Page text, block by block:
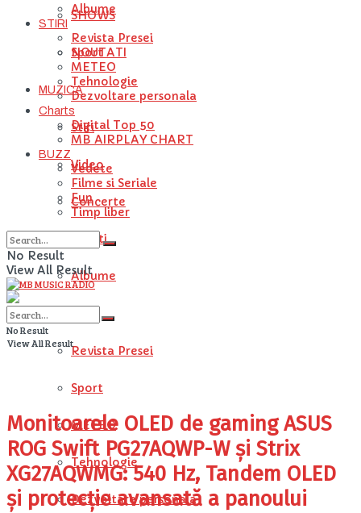
SHOWS
NOUTATI
MUZICA
Stiri
Video
Concerte
Artisti
Albume
STIRI
Revista Presei
Sport
METEO
Tehnologie
Dezvoltare personala
Albume
STIRI
Revista Presei
Sport
METEO
Tehnologie
Dezvoltare personala
Charts
Digital Top 50
MB AIRPLAY CHART
BUZZ
Vedete
Filme si Seriale
Fun
Timp liber
No Result
View All Result
No Result
View All Result
Monitoarele OLED de gaming ASUS
ROG Swift PG27AQWP-W și Strix
XG27AQWMG: 540 Hz, Tandem OLED
și protecție avansată a panoului